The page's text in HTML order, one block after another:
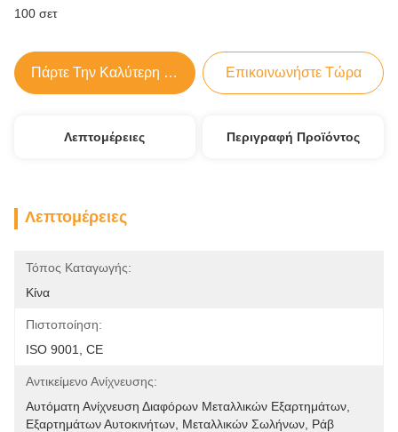
100 σετ
Πάρτε Την Καλύτερη Τιμή Επικοινωνήστε Τώρα
Λεπτομέρειες Περιγραφή Προϊόντος
Λεπτομέρειες
Τόπος Καταγωγής:
Κίνα
Πιστοποίηση:
ISO 9001, CE
Αντικείμενο Ανίχνευσης:
Αυτόματη Ανίχνευση Διαφόρων Μεταλλικών Εξαρτημάτων,
Εξαρτημάτων Αυτοκινήτων, Μεταλλικών Σωλήνων, Ράβ